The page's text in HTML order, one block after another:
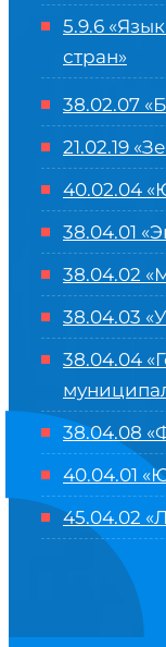
5.9.6
стран»
38.02.07
21.02.19
40.02.04
38.04.01
38.04.02
38.04.03
38.04.04
38.04.08
40.04.01
45.04.02